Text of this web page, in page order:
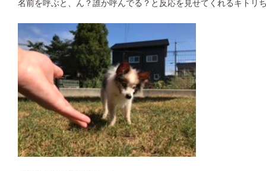
名前を呼ぶと、ん？誰か呼んでる？と反応を見せてくれるキトリ